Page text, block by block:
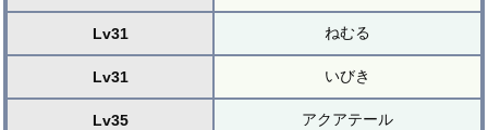
Lv31 ねむる
Lv31 いびき
Lv35 アクアテール